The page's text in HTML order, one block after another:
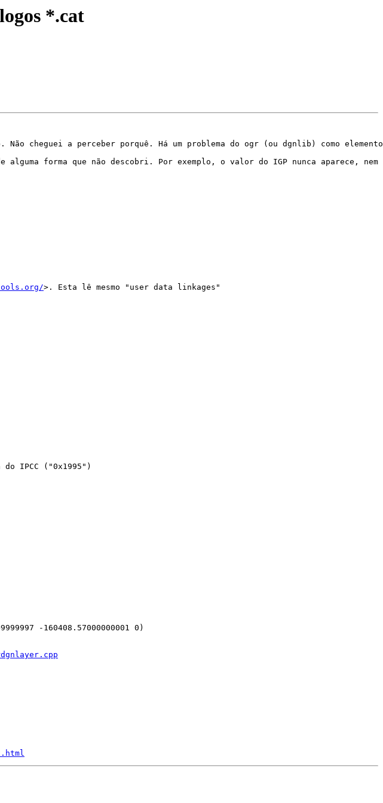
*.cat
cheguei a perceber porquê. Há um problema do ogr (ou dgnlib) como
forma que não descobri. Por exemplo, o valor do IGP nunca aparece, nem
>. Esta lê mesmo "user data linkages"
IPCC ("0x1995")
-160408.57000000001 0)